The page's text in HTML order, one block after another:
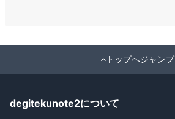
トップへジャンプ
degitekunote2について